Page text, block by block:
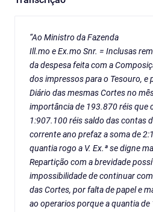
“Ao Ministro da Fazenda
Ill.mo e Ex.mo Snr. = Inclusas
da despesa feita com a
dos impressos para o Tesouro, e
Diário das mesmas Cortes no
importância de 193.870 réis que
1:907.100 réis saldo das contas
corrente ano prefaz a soma de
quantia rogo a V. Ex.ª se digne
Repartição com a brevidade
impossibilidade de continuar
das Cortes, por falta de papel e
ao operarios porque a quantia de